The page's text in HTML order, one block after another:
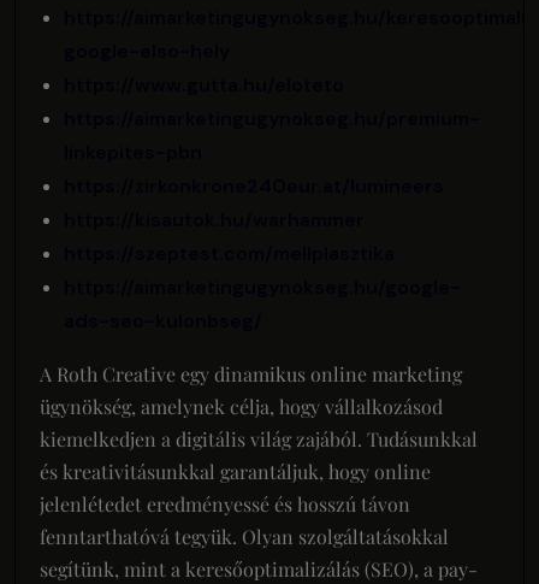
A Roth Creative egy dinamikus online marketing
ügynökség, amelynek célja, hogy vállalkozásod
kiemelkedjen a digitális világ zajából. Tudásunkkal
és kreativitásunkkal garantáljuk, hogy online
jelenlétedet eredményessé és hosszú távon
fenntarthatóvá tegyük. Olyan szolgáltatásokkal
segítünk, mint a keresőoptimalizálás (SEO), a pay-